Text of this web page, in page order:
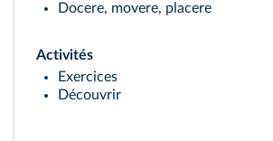
Docere, movere, placere
Activités
Exercices
Découvrir